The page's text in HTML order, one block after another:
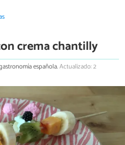
crema chantilly
española.Actualizado: 2